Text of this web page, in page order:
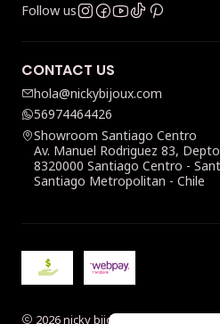
Follow us
CONTACT US
hola@nickybijoux.com
56974464426
Showroom Santiago Centro
Av. Manuel Rodriguez 83,
8320000 Santiago Centro -
Santiago Metropolitan - Chile
2026 nicky bijoux.